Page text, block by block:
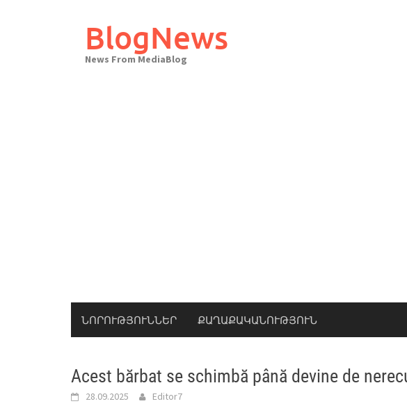
BlogNews
News From MediaBlog
ՆՈՐՈՒԹՅՈՒՆՆԵՐ ՔԱՂԱՔԱԿԱՆՈՒԹՅՈՒՆ
Acest bărbat se schimbă până devine de
28.09.2025 Editor7